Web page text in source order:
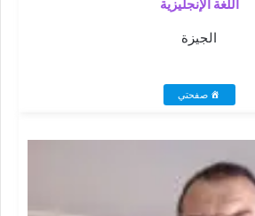
اللغة الإنجليزية
الجيزة
صفحتي